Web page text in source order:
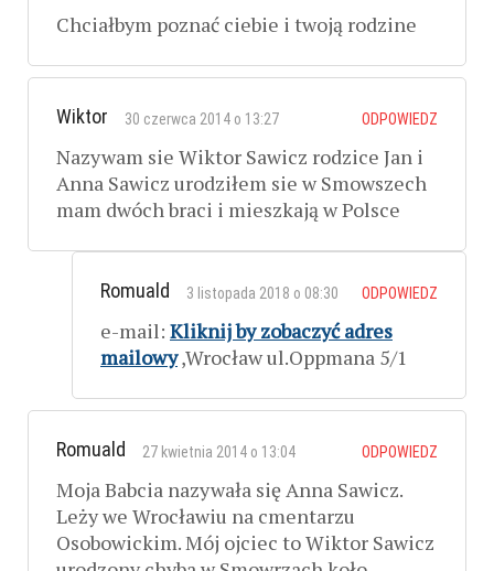
Chciałbym poznać ciebie i twoją rodzine
Wiktor 30 czerwca 2014 o 13:27 ODPOWIEDZ
Nazywam sie Wiktor Sawicz rodzice Jan i
Anna Sawicz urodziłem sie w Smowszech
mam dwóch braci i mieszkają w Polsce
Romuald 3 listopada 2018 o 08:30 ODPOWIEDZ
e-mail: Kliknij by zobaczyć adres
mailowy,Wrocław ul.Oppmana 5/1
Romuald 27 kwietnia 2014 o 13:04 ODPOWIEDZ
Moja Babcia nazywała się Anna Sawicz.
Leży we Wrocławiu na cmentarzu
Osobowickim. Mój ojciec to Wiktor Sawicz